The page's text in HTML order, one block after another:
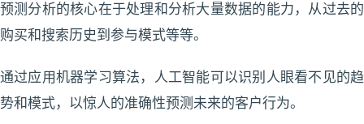
预测分析的核心在于处理和分析大量数据的能力，从过去的
购买和搜索历史到参与模式等等。
通过应用机器学习算法，人工智能可以识别人眼看不见的趋
势和模式，以惊人的准确性预测未来的客户行为。